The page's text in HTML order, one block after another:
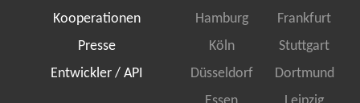
Kooperationen
Presse
Entwickler / API
Hamburg
Frankfurt
Köln
Stuttgart
Düsseldorf
Dortmund